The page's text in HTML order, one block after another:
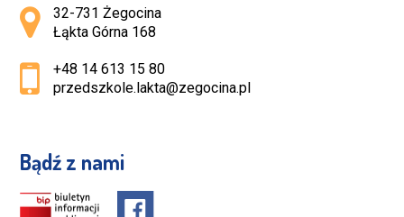
Adres pocztowy:
32-731 Żegocina
Łąkta Górna 168
+48 14 613 15 80
przedszkole.lakta@zegocina.pl
Bądź z nami